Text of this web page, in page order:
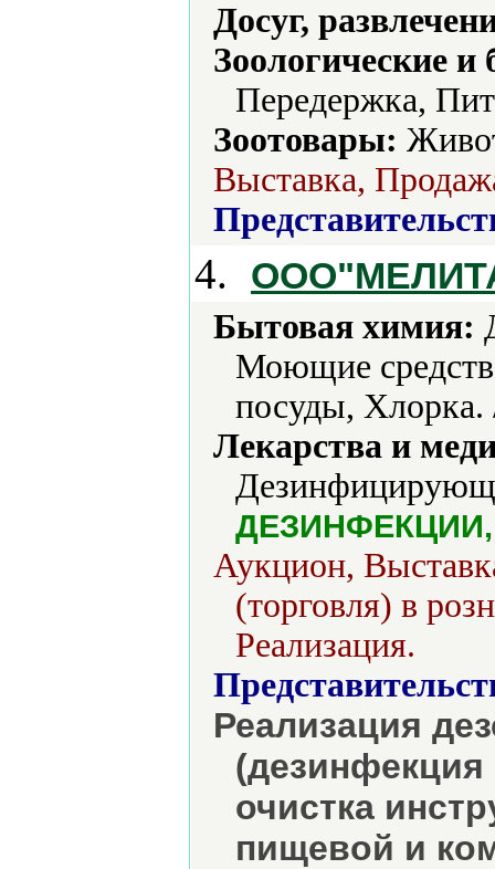
Досуг,
Зоологические и
Передержка,
Зоотовары:
Выставка,
4.
Бытовая химия:
Моющие
посуды,
Лекарства и
Аукцион,
(торговля) в
Реализация.
Реализация
(дезинфекция
очистка
пищевой и